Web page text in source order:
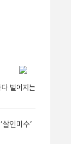
벌어지는
인미수’